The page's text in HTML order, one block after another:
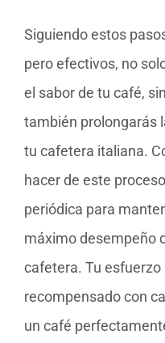
Siguiendo estos
pero efectivos, no
el sabor de tu café,
también prolongarás
tu cafetera italiana.
hacer de este
periódica para
máximo desempeño
cafetera. Tu esfuerzo
recompensado con
un café